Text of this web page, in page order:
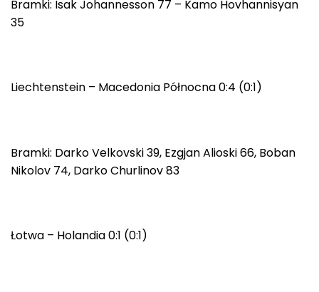
Bramki: Isak Johannesson 77 – Kamo Hovhannisyan
35
Liechtenstein – Macedonia Północna 0:4 (0:1)
Bramki: Darko Velkovski 39, Ezgjan Alioski 66, Boban
Nikolov 74, Darko Churlinov 83
Łotwa – Holandia 0:1 (0:1)